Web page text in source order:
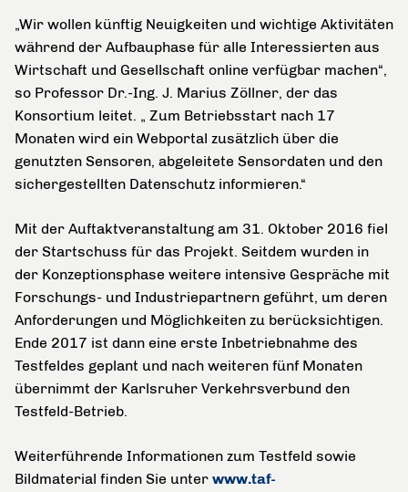
„Wir wollen künftig Neuigkeiten und wichtige Aktivitäten
während der Aufbauphase für alle Interessierten aus
Wirtschaft und Gesellschaft online verfügbar machen“,
so Professor Dr.-Ing. J. Marius Zöllner, der das
Konsortium leitet. „ Zum Betriebsstart nach 17
Monaten wird ein Webportal zusätzlich über die
genutzten Sensoren, abgeleitete Sensordaten und den
sichergestellten Datenschutz informieren.“
Mit der Auftaktveranstaltung am 31. Oktober 2016 fiel
der Startschuss für das Projekt. Seitdem wurden in
der Konzeptionsphase weitere intensive Gespräche mit
Forschungs- und Industriepartnern geführt, um deren
Anforderungen und Möglichkeiten zu berücksichtigen.
Ende 2017 ist dann eine erste Inbetriebnahme des
Testfeldes geplant und nach weiteren fünf Monaten
übernimmt der Karlsruher Verkehrsverbund den
Testfeld-Betrieb.
Weiterführende Informationen zum Testfeld sowie
Bildmaterial finden Sie unter www.taf-